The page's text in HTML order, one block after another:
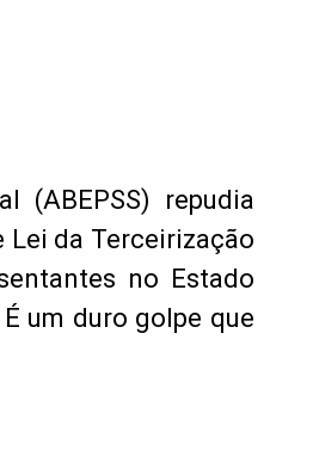
(ABEPSS) repudia
da Terceirização
no Estado
um duro golpe que